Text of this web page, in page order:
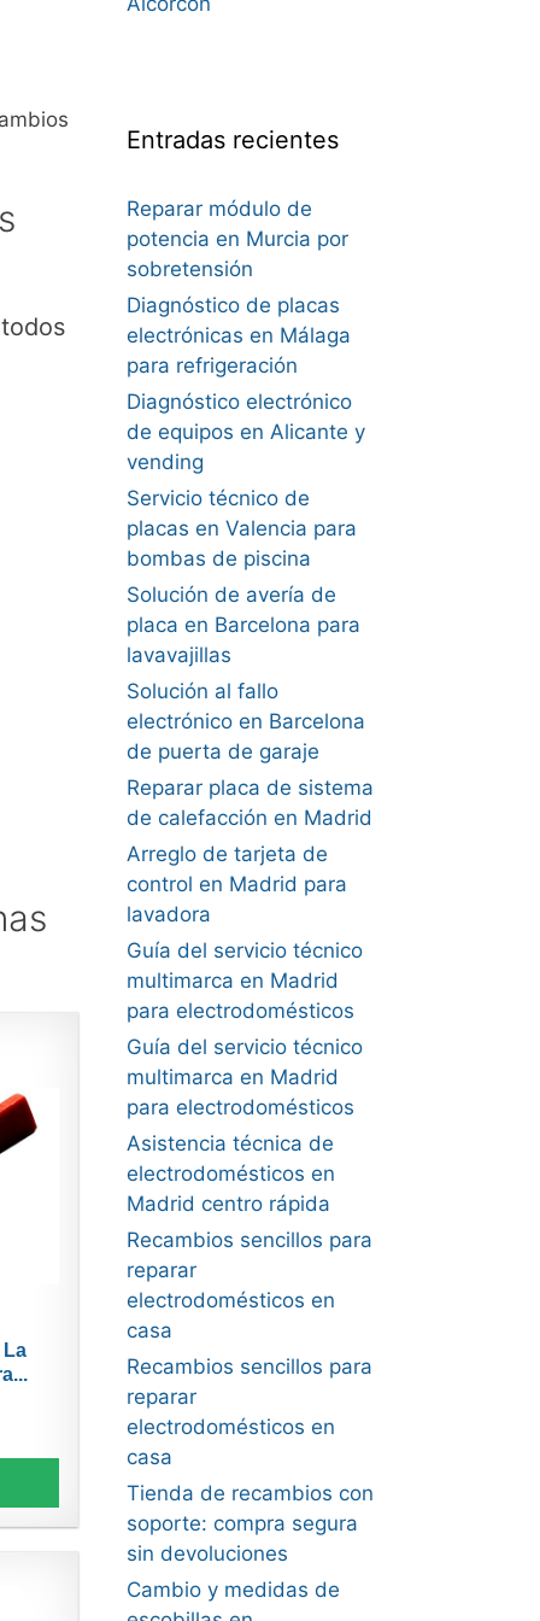
La
Entradas recientes
Reparar módulo de
potencia en Murcia por
sobretensión
Diagnóstico de placas
electrónicas en Málaga
para refrigeración
Diagnóstico electrónico
de equipos en Alicante y
vending
Servicio técnico de
placas en Valencia para
bombas de piscina
Solución de avería de
placa en Barcelona para
lavavajillas
Solución al fallo
electrónico en Barcelona
de puerta de garaje
Reparar placa de sistema
de calefacción en Madrid
Arreglo de tarjeta de
control en Madrid para
lavadora
Guía del servicio técnico
multimarca en Madrid
para electrodomésticos
Guía del servicio técnico
multimarca en Madrid
para electrodomésticos
Asistencia técnica de
electrodomésticos en
Madrid centro rápida
Recambios sencillos para
reparar
electrodomésticos en
casa
Recambios sencillos para
reparar
electrodomésticos en
casa
Tienda de recambios con
soporte: compra segura
sin devoluciones
Cambio y medidas de